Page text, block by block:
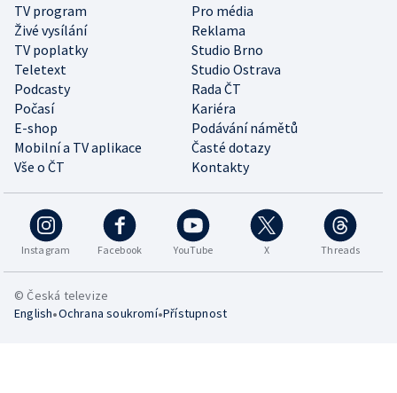
TV program
Pro média
Živé vysílání
Reklama
TV poplatky
Studio Brno
Teletext
Studio Ostrava
Podcasty
Rada ČT
Počasí
Kariéra
E-shop
Podávání námětů
Mobilní a TV aplikace
Časté dotazy
Vše o ČT
Kontakty
Instagram Facebook YouTube X Threads
© Česká televize
English•Ochrana soukromí•Přístupnost